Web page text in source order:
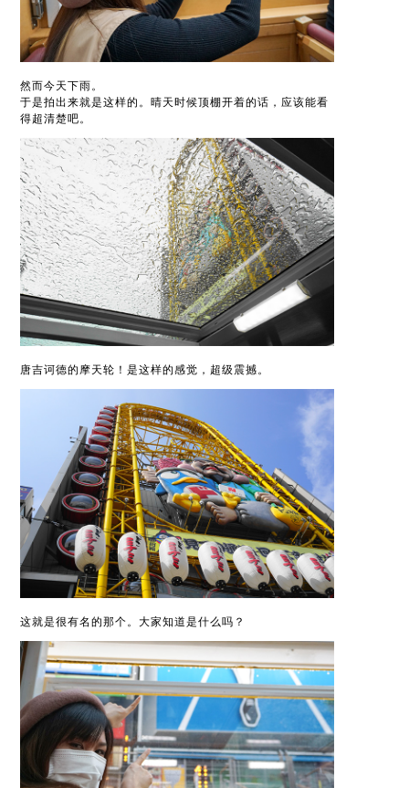
然而今天下雨。
于是拍出来就是这样的。晴天时候顶棚开着的话，应该能看
得超清楚吧。
唐吉诃德的摩天轮！是这样的感觉，超级震撼。
这就是很有名的那个。大家知道是什么吗？